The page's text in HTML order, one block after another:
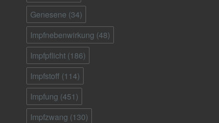
Genesene (34)
Impfnebenwirkung (48)
Impfpflicht (186)
Impfstoff (114)
Impfung (451)
Impfzwang (130)